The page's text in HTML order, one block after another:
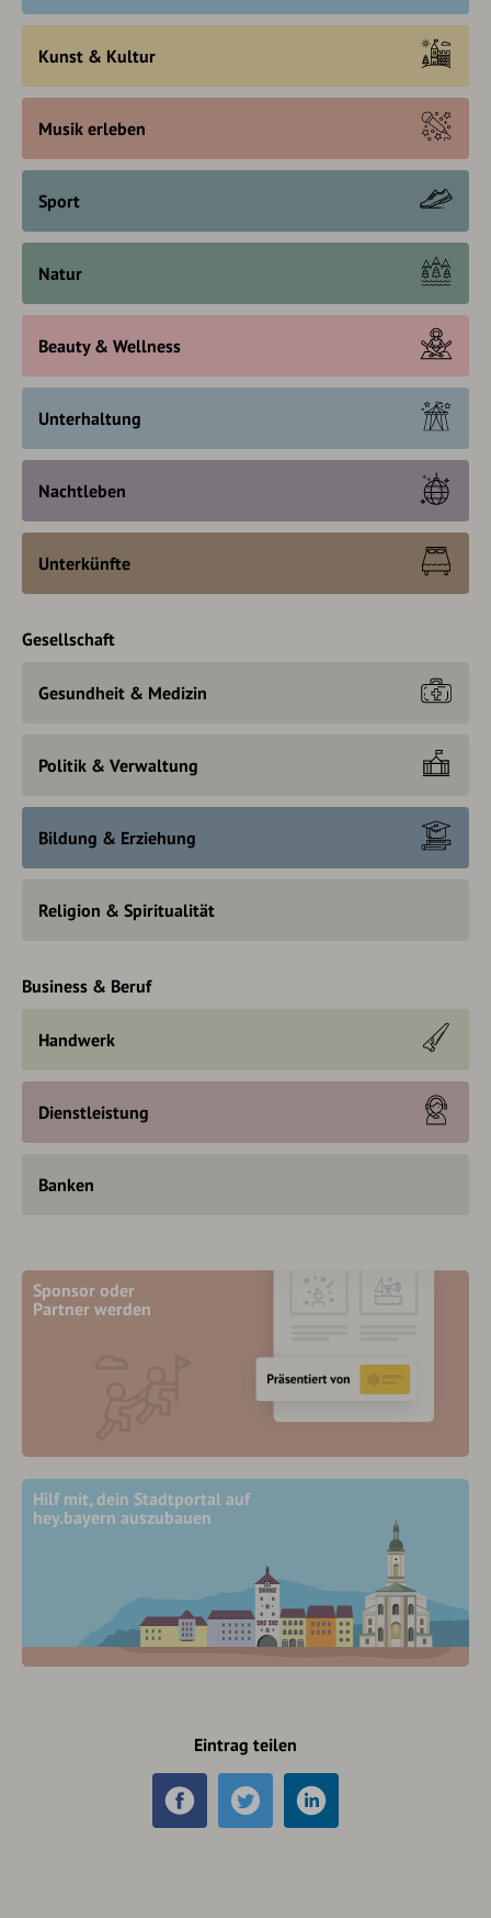
Kunst & Kultur
Musik erleben
Sport
Natur
Beauty & Wellness
Unterhaltung
Nachtleben
Unterkünfte
Gesellschaft
Gesundheit & Medizin
Politik & Verwaltung
Bildung & Erziehung
Religion & Spiritualität
Business & Beruf
Handwerk
Dienstleistung
Banken
Sponsor oder
Partner werden
Hilf mit, dein Stadtportal auf
hey.bayern auszubauen
Eintrag teilen